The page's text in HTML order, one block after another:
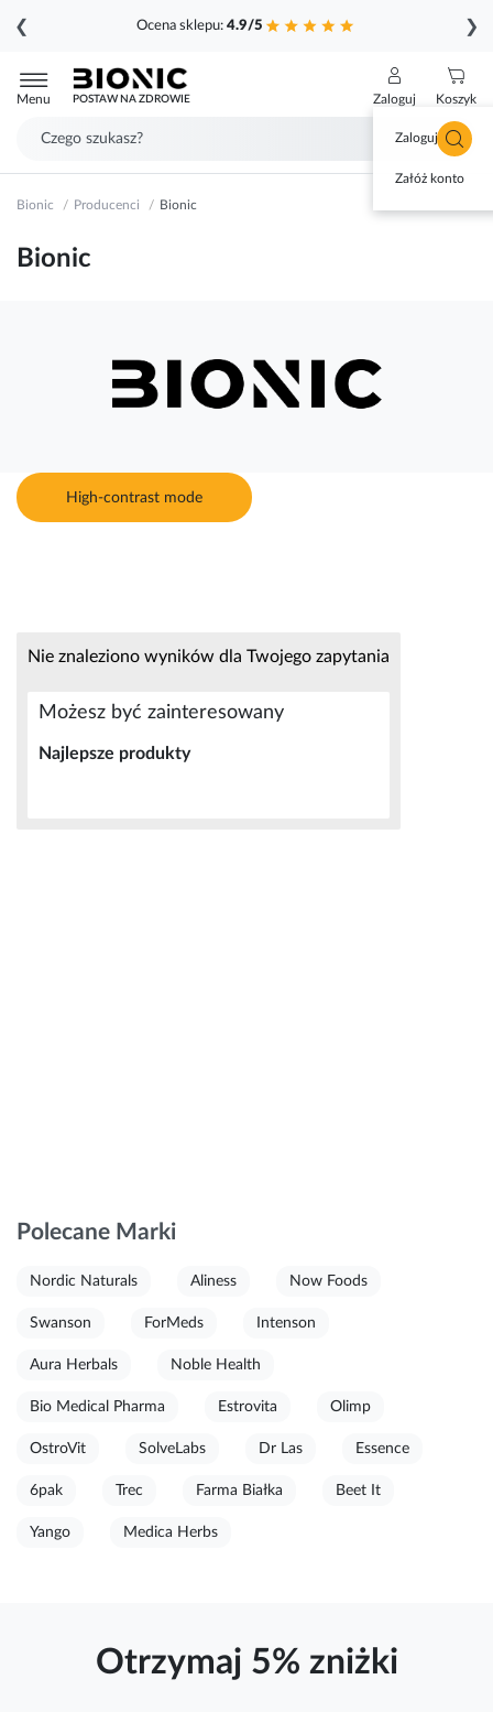
Ocena sklepu: 4.9/5
❮ ❯
do
treści
Menu POSTAW NA ZDROWIE Zaloguj
Zaloguj się
Załóż konto
Koszyk
Bionic Producenci Bionic
Bionic
High-contrast mode
Nie znaleziono wyników dla Twojego zapytania
Możesz być zainteresowany
Najlepsze produkty
Polecane Marki
Nordic Naturals Aliness Now Foods
Swanson ForMeds Intenson
Aura Herbals Noble Health
Bio Medical Pharma Estrovita Olimp
OstroVit SolveLabs Dr Las Essence
6pak Trec Farma Białka Beet It
Yango Medica Herbs
Otrzymaj 5% zniżki